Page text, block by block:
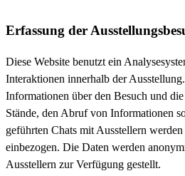
Erfassung der
Diese Website benutzt ein
Interaktionen innerhalb der
Informationen über den Besuch und
Stände, den Abruf von Informationen
geführten Chats mit Ausstellern
einbezogen. Die Daten werden
Ausstellern zur Verfügung gestellt.